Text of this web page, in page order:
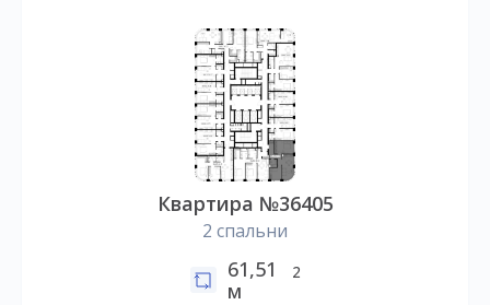
Квартира №36405
2 спальни
61,51
м
2